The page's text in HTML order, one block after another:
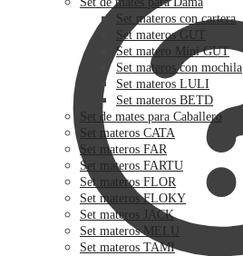
Set materos con cartera
Set materos GUT
Set matero Mini GUT
Set materos con mochila
Set materos LULI
Set materos BETD
Set de mates para Caballero
Set materos CATA
Set materos FAR
Set materos FARTU
Set materos FLOR
Set materos FLOKY
Set materos JACK
Set materos MELU
Set materos TAMI